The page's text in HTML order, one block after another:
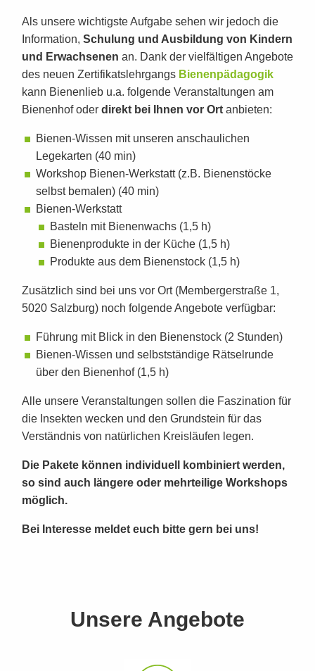
Als unsere wichtigste Aufgabe sehen wir jedoch die
Information, Schulung und Ausbildung von Kindern
und Erwachsenen an. Dank der vielfältigen Angebote
des neuen Zertifikatslehrgangs Bienenpädagogik
kann Bienenlieb u.a. folgende Veranstaltungen am
Bienenhof oder direkt bei Ihnen vor Ort anbieten:
Bienen-Wissen mit unseren anschaulichen
Legekarten (40 min)
Workshop Bienen-Werkstatt (z.B. Bienenstöcke
selbst bemalen) (40 min)
Bienen-Werkstatt
Basteln mit Bienenwachs (1,5 h)
Bienenprodukte in der Küche (1,5 h)
Produkte aus dem Bienenstock (1,5 h)
Zusätzlich sind bei uns vor Ort (Membergerstraße 1,
5020 Salzburg) noch folgende Angebote verfügbar:
Führung mit Blick in den Bienenstock (2 Stunden)
Bienen-Wissen und selbstständige Rätselrunde
über den Bienenhof (1,5 h)
Alle unsere Veranstaltungen sollen die Faszination für
die Insekten wecken und den Grundstein für das
Verständnis von natürlichen Kreisläufen legen.
Die Pakete können individuell kombiniert werden,
so sind auch längere oder mehrteilige Workshops
möglich.
Bei Interesse meldet euch bitte gern bei uns!
Unsere Angebote